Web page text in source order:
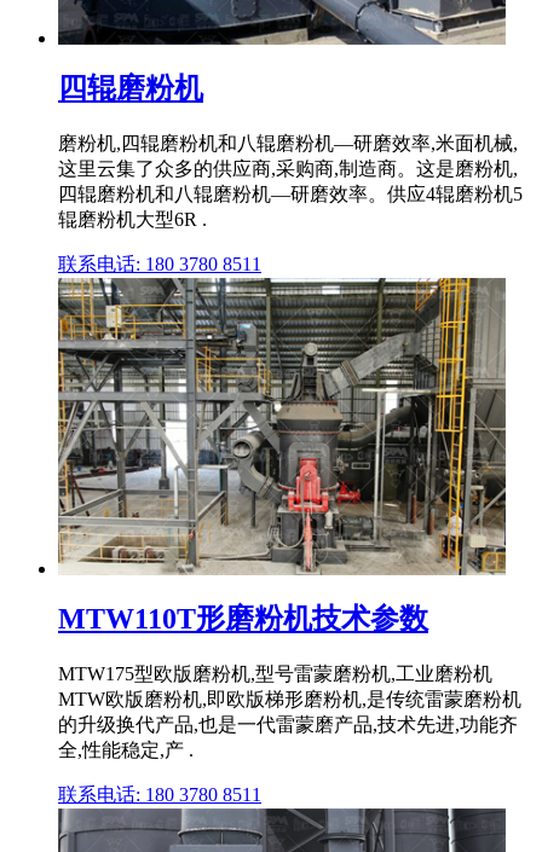
四辊磨粉机
磨粉机,四辊磨粉机和八辊磨粉机—研磨效率,米面机械,
这里云集了众多的供应商,采购商,制造商。这是磨粉机,
四辊磨粉机和八辊磨粉机—研磨效率。供应4辊磨粉机5
辊磨粉机大型6R .
联系电话: 180 3780 8511
MTW110T形磨粉机技术参数
MTW175型欧版磨粉机,型号雷蒙磨粉机,工业磨粉机
MTW欧版磨粉机,即欧版梯形磨粉机,是传统雷蒙磨粉机
的升级换代产品,也是一代雷蒙磨产品,技术先进,功能齐
全,性能稳定,产 .
联系电话: 180 3780 8511